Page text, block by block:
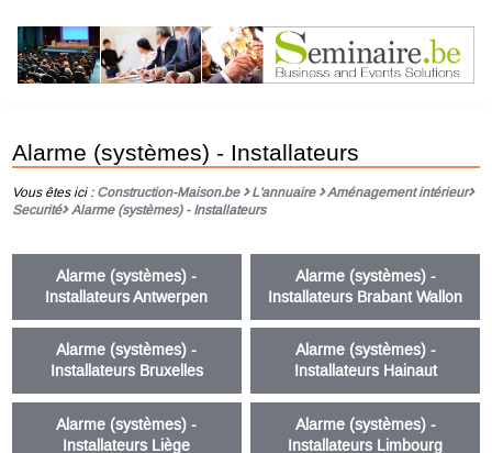
Alarme (systèmes) - Installateurs
Vous êtes ici : Construction-Maison.be L'annuaire
Aménagement intérieur
Securité Alarme (systèmes) - Installateurs
Alarme (systèmes) -
Installateurs Antwerpen
Alarme (systèmes) -
Installateurs Brabant Wallon
Alarme (systèmes) -
Installateurs Bruxelles
Alarme (systèmes) -
Installateurs Hainaut
Alarme (systèmes) -
Installateurs Liège
Alarme (systèmes) -
Installateurs Limbourg